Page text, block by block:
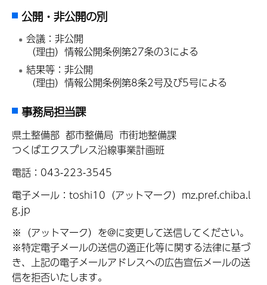
公開・非公開の別
会議：非公開
（理由）情報公開条例第27条の3による
結果等：非公開
（理由）情報公開条例第8条2号及び5号による
事務局担当課
県土整備部 都市整備局 市街地整備課
つくばエクスプレス沿線事業計画班
電話：043-223-3545
電子メール：toshi10（アットマーク）mz.pref.chiba.l
g.jp
※（アットマーク）を@に変更して送信してください。
※特定電子メールの送信の適正化等に関する法律に基づ
き、上記の電子メールアドレスへの広告宣伝メールの送
信を拒否いたします。